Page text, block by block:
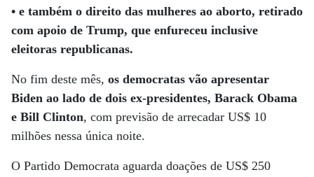
• e também o direito das mulheres ao aborto, retirado
com apoio de Trump, que enfureceu inclusive
eleitoras republicanas.
No fim deste mês, os democratas vão apresentar
Biden ao lado de dois ex-presidentes, Barack Obama
e Bill Clinton, com previsão de arrecadar US$ 10
milhões nessa única noite.
O Partido Democrata aguarda doações de US$ 250